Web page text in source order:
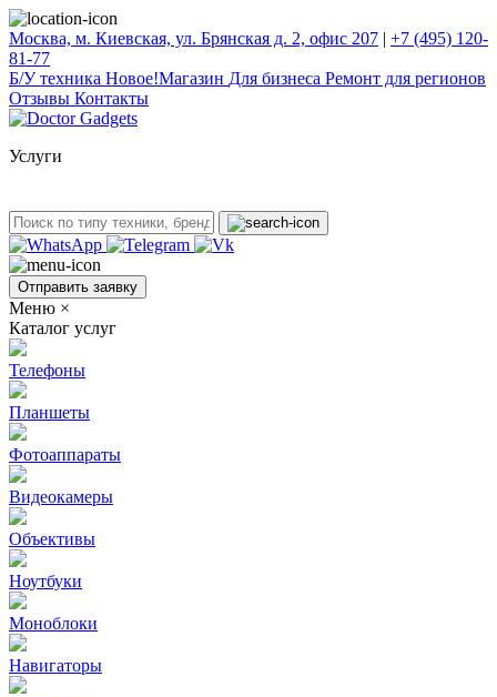
Москва, м. Киевская, ул. Брянская д. 2, офис 207 | +7 (495) 120-
81-77
Б/У техникa Новое!Магазин Для бизнеса Ремонт для регионов
Отзывы Контакты
Услуги
Отправить заявку
Меню ×
Каталог услуг
Телефоны
Планшеты
Фотоаппараты
Видеокамеры
Объективы
Ноутбуки
Моноблоки
Навигаторы